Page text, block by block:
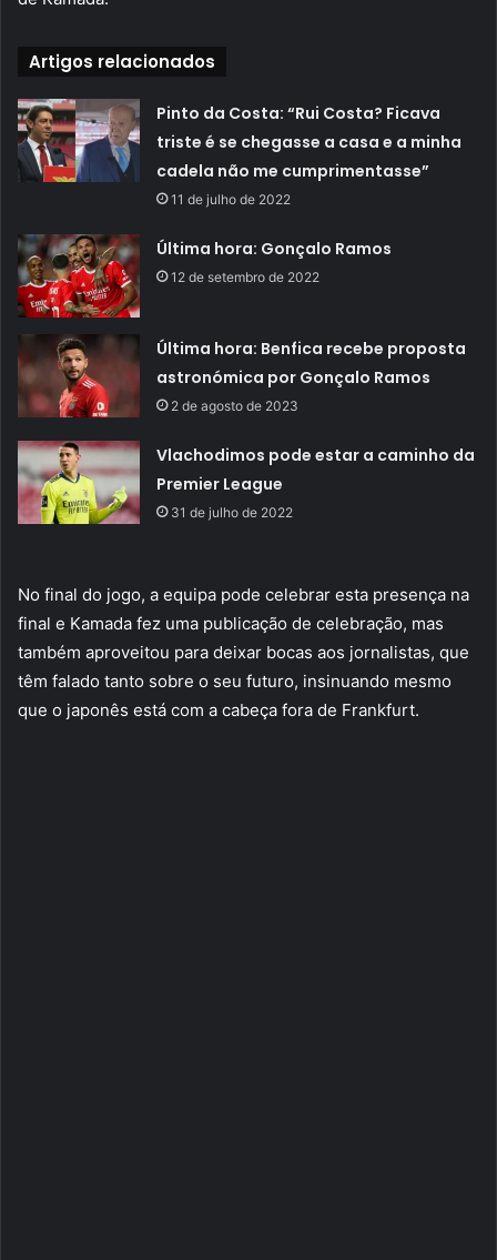
Artigos relacionados
Pinto da Costa: “Rui Costa? Ficava
triste é se chegasse a casa e a minha
cadela não me cumprimentasse”
11 de julho de 2022
Última hora: Gonçalo Ramos
12 de setembro de 2022
Última hora: Benfica recebe proposta
astronómica por Gonçalo Ramos
2 de agosto de 2023
Vlachodimos pode estar a caminho da
Premier League
31 de julho de 2022
No final do jogo, a equipa pode celebrar esta presença na
final e Kamada fez uma publicação de celebração, mas
também aproveitou para deixar bocas aos jornalistas, que
têm falado tanto sobre o seu futuro, insinuando mesmo
que o japonês está com a cabeça fora de Frankfurt.